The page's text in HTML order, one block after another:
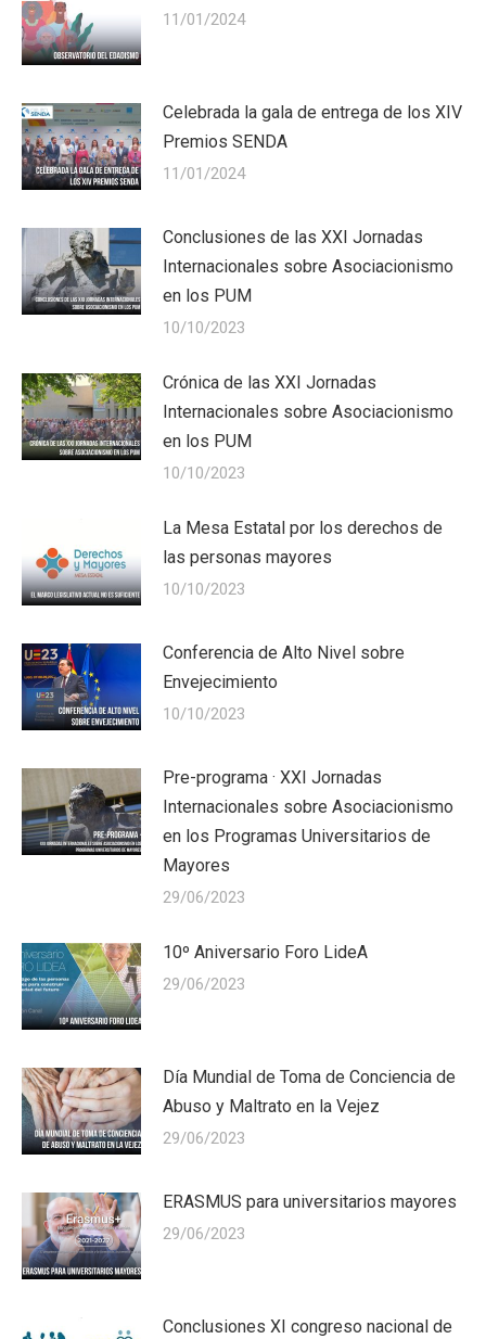
11/01/2024
Celebrada la gala de entrega de los XIV
Premios SENDA
11/01/2024
Conclusiones de las XXI Jornadas
Internacionales sobre Asociacionismo
en los PUM
10/10/2023
Crónica de las XXI Jornadas
Internacionales sobre Asociacionismo
en los PUM
10/10/2023
La Mesa Estatal por los derechos de
las personas mayores
10/10/2023
Conferencia de Alto Nivel sobre
Envejecimiento
10/10/2023
Pre-programa · XXI Jornadas
Internacionales sobre Asociacionismo
en los Programas Universitarios de
Mayores
29/06/2023
10º Aniversario Foro LideA
29/06/2023
Día Mundial de Toma de Conciencia de
Abuso y Maltrato en la Vejez
29/06/2023
ERASMUS para universitarios mayores
29/06/2023
Conclusiones XI congreso nacional de